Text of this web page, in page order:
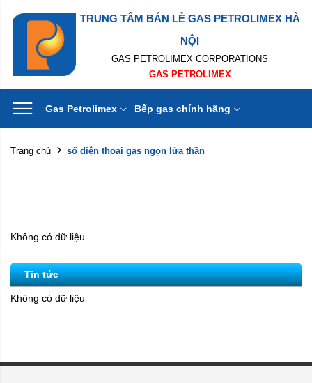
TRUNG TÂM BÁN LẺ GAS PETROLIMEX HÀ
NỘI
GAS PETROLIMEX CORPORATIONS
GAS PETROLIMEX
Gas Petrolimex Bếp gas chính hãng
Trang chủ số điện thoại gas ngọn lửa thần
Không có dữ liệu
Tin tức
Không có dữ liệu